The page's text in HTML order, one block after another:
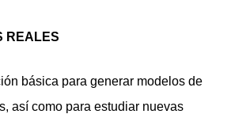
REALES
básica para generar modelos de
así como para estudiar nuevas